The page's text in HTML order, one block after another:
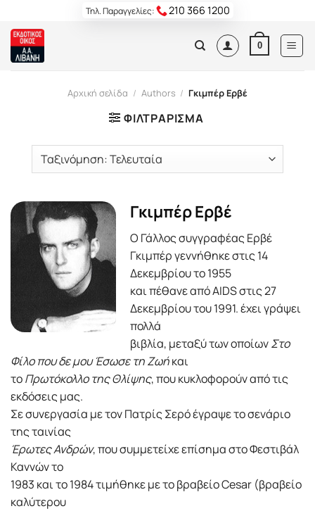
content
Τηλ. Παραγγελίες: 210 366 1200
0
Αρχική σελίδα / Authors / Γκιμπέρ Ερβέ
ΦΙΛΤΡΆΡΙΣΜΑ
Γκιμπέρ Ερβέ
Ο Γάλλος συγγραφέας Ερβέ
Γκιμπέρ γεννήθηκε στις 14
Δεκεμβρίου το 1955
και πέθανε από AIDS στις 27
Δεκεμβρίου του 1991. έχει γράψει
πολλά
βιβλία, μεταξύ των οποίωνΣτο
Φίλο που δε μου Έσωσε τη Ζωήκαι
τοΠρωτόκολλο της Θλίψης, που κυκλοφορούν από τις
εκδόσεις μας.
Σε συνεργασία με τον Πατρίς Σερό έγραψε το σενάριο
της ταινίας
Έρωτες Ανδρών, που συμμετείχε επίσημα στο Φεστιβάλ
Καννών το
1983 και το 1984 τιμήθηκε με το βραβείο Cesar (βραβείο
καλύτερου